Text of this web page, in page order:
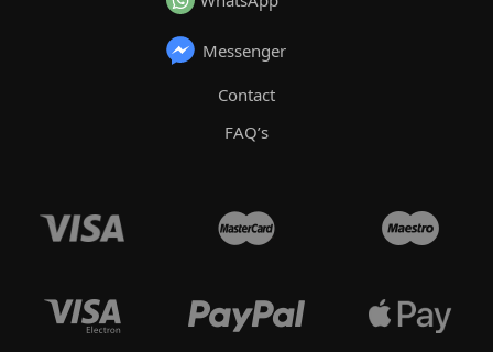
Messenger
Contact
FAQ’s